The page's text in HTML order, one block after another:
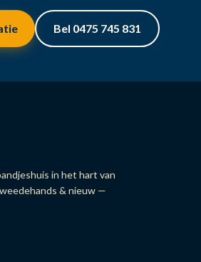
Bel 0475 745 831
in het hart van
& nieuw —